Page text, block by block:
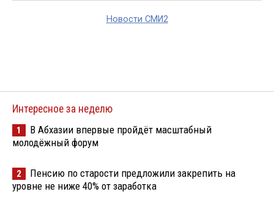
Новости СМИ2
Интересное за неделю
1
В Абхазии впервые пройдёт масштабный
молодёжный форум
2
Пенсию по старости предложили закрепить на
уровне не ниже 40% от заработка